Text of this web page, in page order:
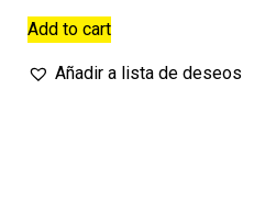
Add to cart
Añadir a lista de deseos